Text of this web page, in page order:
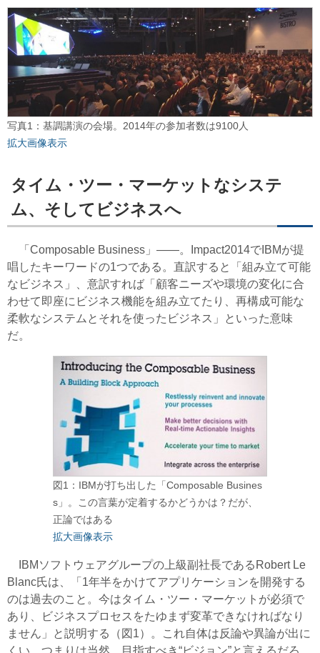
写真1：基調講演の会場。2014年の参加者数は9100人
拡大画像表示
タイム・ツー・マーケットなシステ
ム、そしてビジネスへ
「Composable Business」――。Impact2014でIBMが提
唱したキーワードの1つである。直訳すると「組み立て可能
なビジネス」、意訳すれば「顧客ニーズや環境の変化に合
わせて即座にビジネス機能を組み立てたり、再構成可能な
柔軟なシステムとそれを使ったビジネス」といった意味
だ。
図1：IBMが打ち出した「Composable Busines
s」。この言葉が定着するかどうかは？だが、
正論ではある
拡大画像表示
IBMソフトウェアグループの上級副社長であるRobert Le
Blanc氏は、「1年半をかけてアプリケーションを開発する
のは過去のこと。今はタイム・ツー・マーケットが必須で
あり、ビジネスプロセスをたゆまず変革できなければなり
ません」と説明する（図1）。これ自体は反論や異論が出に
くい、つまりは当然、目指すべき“ビジョン”と言えるだろ